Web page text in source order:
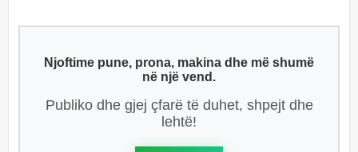
Njoftime pune, prona, makina dhe më shumë
në një vend.
Publiko dhe gjej çfarë të duhet, shpejt dhe
lehtë!